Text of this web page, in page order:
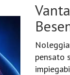
pensato